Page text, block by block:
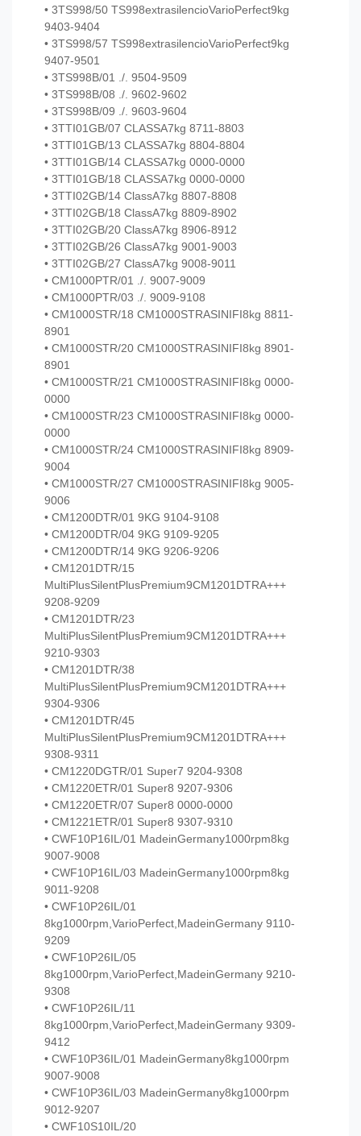
• 3TS998/50 TS998extrasilencioVarioPerfect9kg
9403-9404
• 3TS998/57 TS998extrasilencioVarioPerfect9kg
9407-9501
• 3TS998B/01 ./. 9504-9509
• 3TS998B/08 ./. 9602-9602
• 3TS998B/09 ./. 9603-9604
• 3TTI01GB/07 CLASSA7kg 8711-8803
• 3TTI01GB/13 CLASSA7kg 8804-8804
• 3TTI01GB/14 CLASSA7kg 0000-0000
• 3TTI01GB/18 CLASSA7kg 0000-0000
• 3TTI02GB/14 ClassA7kg 8807-8808
• 3TTI02GB/18 ClassA7kg 8809-8902
• 3TTI02GB/20 ClassA7kg 8906-8912
• 3TTI02GB/26 ClassA7kg 9001-9003
• 3TTI02GB/27 ClassA7kg 9008-9011
• CM1000PTR/01 ./. 9007-9009
• CM1000PTR/03 ./. 9009-9108
• CM1000STR/18 CM1000STRASINIFI8kg 8811-
8901
• CM1000STR/20 CM1000STRASINIFI8kg 8901-
8901
• CM1000STR/21 CM1000STRASINIFI8kg 0000-
0000
• CM1000STR/23 CM1000STRASINIFI8kg 0000-
0000
• CM1000STR/24 CM1000STRASINIFI8kg 8909-
9004
• CM1000STR/27 CM1000STRASINIFI8kg 9005-
9006
• CM1200DTR/01 9KG 9104-9108
• CM1200DTR/04 9KG 9109-9205
• CM1200DTR/14 9KG 9206-9206
• CM1201DTR/15
MultiPlusSilentPlusPremium9CM1201DTRA+++
9208-9209
• CM1201DTR/23
MultiPlusSilentPlusPremium9CM1201DTRA+++
9210-9303
• CM1201DTR/38
MultiPlusSilentPlusPremium9CM1201DTRA+++
9304-9306
• CM1201DTR/45
MultiPlusSilentPlusPremium9CM1201DTRA+++
9308-9311
• CM1220DGTR/01 Super7 9204-9308
• CM1220ETR/01 Super8 9207-9306
• CM1220ETR/07 Super8 0000-0000
• CM1221ETR/01 Super8 9307-9310
• CWF10P16IL/01 MadeinGermany1000rpm8kg
9007-9008
• CWF10P16IL/03 MadeinGermany1000rpm8kg
9011-9208
• CWF10P26IL/01
8kg1000rpm,VarioPerfect,MadeinGermany 9110-
9209
• CWF10P26IL/05
8kg1000rpm,VarioPerfect,MadeinGermany 9210-
9308
• CWF10P26IL/11
8kg1000rpm,VarioPerfect,MadeinGermany 9309-
9412
• CWF10P36IL/01 MadeinGermany8kg1000rpm
9007-9008
• CWF10P36IL/03 MadeinGermany8kg1000rpm
9012-9207
• CWF10S10IL/20